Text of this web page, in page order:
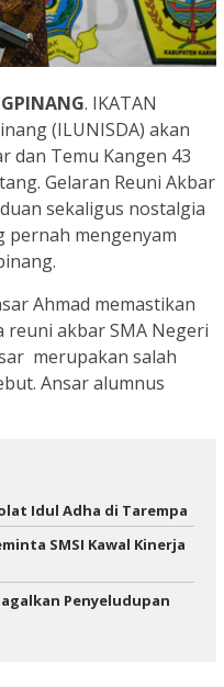
. IKATAN
(ILUNISDA) akan
dan Temu Kangen 43
Gelaran Reuni Akbar
sekaligus nostalgia
pernah mengenyam
Ahmad memastikan
reuni akbar SMA Negeri
merupakan salah
Ansar alumnus
Idul Adha di Tarempa
SMSI Kawal Kinerja
Penyeludupan